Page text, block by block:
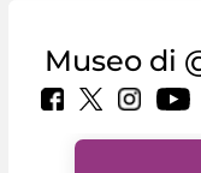
Museo di